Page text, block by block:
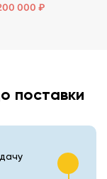
000 ₽
поставки